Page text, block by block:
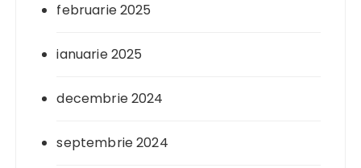
februarie 2025
ianuarie 2025
decembrie 2024
septembrie 2024